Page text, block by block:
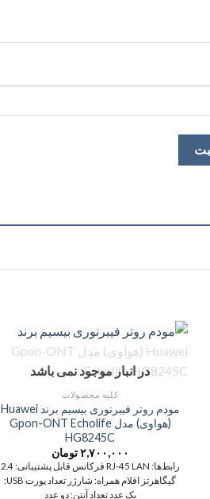
در انبار موجود نمی باشد
کلیه محصولات
مودم روتر فیبرنوری بیسیم برند Huawei
(هواوی) مدل Gpon-ONT Echolife
HG8245C
۲,۷۰۰,۰۰۰تومان
رابط‌ها: RJ-45 LAN
فرکانس قابل پشتیبانی: 2.4
گیگاهرتز
اقلام همراه: شارژر
تعداد پورت USB:
یک عدد تعداد آنتن: دو عدد